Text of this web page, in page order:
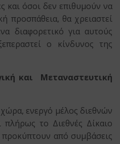
και όσοι δεν επιθυμούν να
προσπάθεια, θα χρειαστεί
διαφορετικό για αυτούς
ο κίνδυνος της
και Μεταναστευτική
ενεργό μέλος διεθνών
πλήρως το Διεθνές Δίκαιο
προκύπτουν από συμβάσεις